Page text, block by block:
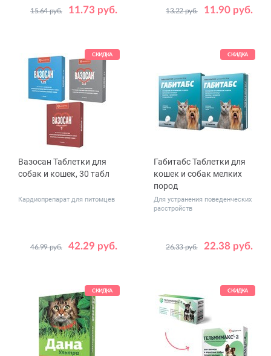
11.73 руб.
15.64 руб. 11.90 руб.
13.22 руб.
СКИДКА
Вазосан Таблетки для
собак и кошек, 30 табл
Кардиопрепарат для питомцев
42.29 руб.
46.99 руб.
Дозировка,
1.25
2.5
СКИДКА
Габитабс Таблетки для
кошек и собак мелких
пород
Для устранения поведенческих
расстройств
22.38 руб.
26.33 руб.
Дозировка,
2 табл - 50
СКИДКА СКИДКА